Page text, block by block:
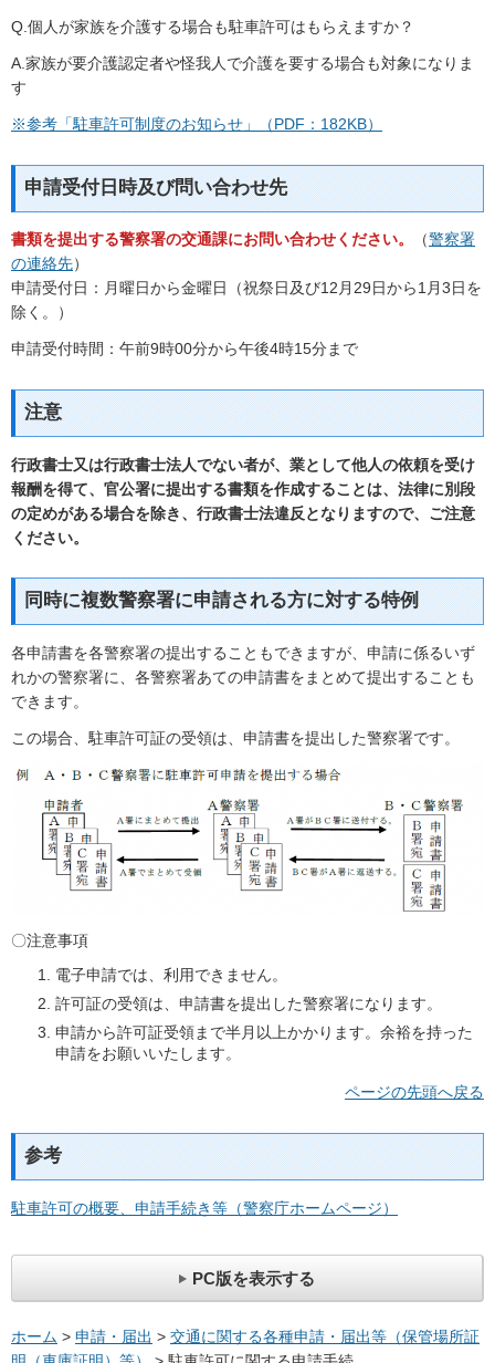
Q.個人が家族を介護する場合も駐車許可はもらえますか？
A.家族が要介護認定者や怪我人で介護を要する場合も対象になりま
す
※参考「駐車許可制度のお知らせ」（PDF：182KB）
申請受付日時及び問い合わせ先
書類を提出する警察署の交通課にお問い合わせください。 （警察署
の連絡先）
申請受付日：月曜日から金曜日（祝祭日及び12月29日から1月3日を
除く。）
申請受付時間：午前9時00分から午後4時15分まで
注意
行政書士又は行政書士法人でない者が、業として他人の依頼を受け
報酬を得て、官公署に提出する書類を作成することは、法律に別段
の定めがある場合を除き、行政書士法違反となりますので、ご注意
ください。
同時に複数警察署に申請される方に対する特例
各申請書を各警察署の提出することもできますが、申請に係るいず
れかの警察署に、各警察署あての申請書をまとめて提出することも
できます。
この場合、駐車許可証の受領は、申請書を提出した警察署です。
〇注意事項
電子申請では、利用できません。
許可証の受領は、申請書を提出した警察署になります。
申請から許可証受領まで半月以上かかります。余裕を持った
申請をお願いいたします。
ページの先頭へ戻る
参考
駐車許可の概要、申請手続き等（警察庁ホームページ）
PC版を表示する
ホーム > 申請・届出 > 交通に関する各種申請・届出等（保管場所証